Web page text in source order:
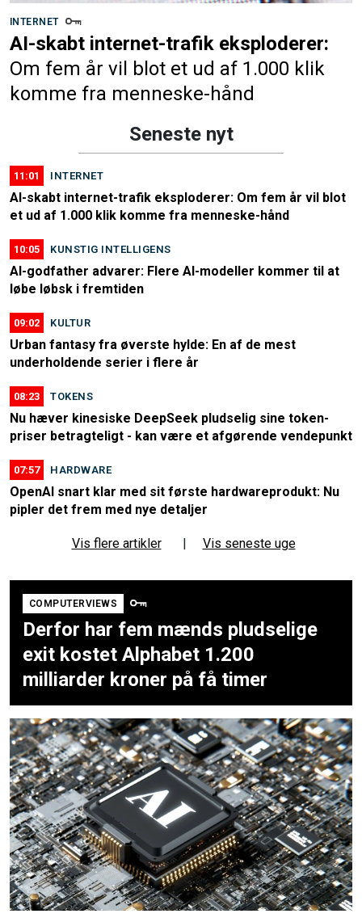
INTERNET
AI-skabt internet-trafik eksploderer:
Om fem år vil blot et ud af 1.000 klik
komme fra menneske-hånd
Seneste nyt
11:01 INTERNET
AI-skabt internet-trafik eksploderer: Om fem år vil blot
et ud af 1.000 klik komme fra menneske-hånd
10:05 KUNSTIG INTELLIGENS
AI-godfather advarer: Flere AI-modeller kommer til at
løbe løbsk i fremtiden
09:02 KULTUR
Urban fantasy fra øverste hylde: En af de mest
underholdende serier i flere år
08:23 TOKENS
Nu hæver kinesiske DeepSeek pludselig sine token-
priser betragteligt - kan være et afgørende vendepunkt
07:57 HARDWARE
OpenAI snart klar med sit første hardwareprodukt: Nu
pipler det frem med nye detaljer
Vis flere artikler | Vis seneste uge
COMPUTERVIEWS
Derfor har fem mænds pludselige
exit kostet Alphabet 1.200
milliarder kroner på få timer